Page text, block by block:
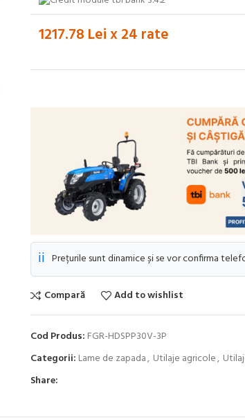
1217.78 Lei x 24 rate
ℹ️ Prețurile sunt dinamice și se vor confirma
Compară Add to wishlist
Cod Produs: FGR-HDSPP30V-3P
Categorii: Lame de zapada, Utilaje agricole,
Share: